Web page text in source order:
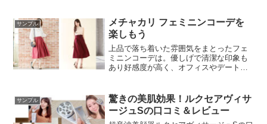
サンプル
メチャカリ フェミニンコーデを
楽しもう
上品で落ち着いた雰囲気をまとったフェ
ミニンコーデは。優しげで清潔な印象も
あり好感度が高く、オフィスやデートな
をバッチリ決めて洗練された品のあるレ
ディを演出してみませんか？
サンプル
驚きの美肌効果！ルクセアヴィサ
ージュSの口コミ＆レビュー